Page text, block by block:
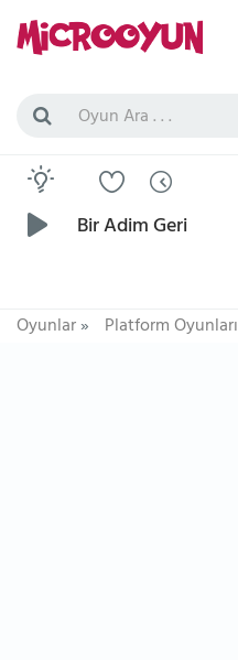
Bir Adim Geri
Oyunlar» Platform Oyunları